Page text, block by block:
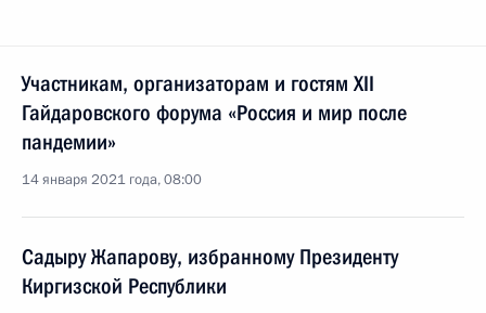
Участникам, организаторам и гостям XII
Гайдаровского форума «Россия и мир после
пандемии»
14 января 2021 года, 08:00
Садыру Жапарову, избранному Президенту
Киргизской Республики